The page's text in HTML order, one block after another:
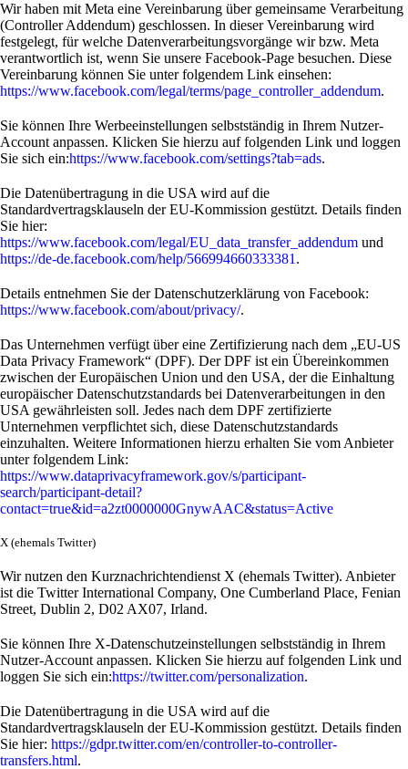
Wir haben mit Meta eine Vereinbarung über gemeinsame Verarbeitung
(Controller Addendum) geschlossen. In dieser Vereinbarung wird
festgelegt, für welche Datenverarbeitungsvorgänge wir bzw. Meta
verantwortlich ist, wenn Sie unsere Facebook-Page besuchen. Diese
Vereinbarung können Sie unter folgendem Link einsehen:
https://www.facebook.com/legal/terms/page_controller_addendum.
Sie können Ihre Werbeeinstellungen selbstständig in Ihrem Nutzer-
Account anpassen. Klicken Sie hierzu auf folgenden Link und loggen
Sie sich ein:https://www.facebook.com/settings?tab=ads.
Die Datenübertragung in die USA wird auf die
Standardvertragsklauseln der EU-Kommission gestützt. Details finden
Sie hier:
https://www.facebook.com/legal/EU_data_transfer_addendum und
https://de-de.facebook.com/help/566994660333381 .
Details entnehmen Sie der Datenschutzerklärung von Facebook:
https://www.facebook.com/about/privacy/.
Das Unternehmen verfügt über eine Zertifizierung nach dem „EU-US
Data Privacy Framework“ (DPF). Der DPF ist ein Übereinkommen
zwischen der Europäischen Union und den USA, der die Einhaltung
europäischer Datenschutzstandards bei Datenverarbeitungen in den
USA gewährleisten soll. Jedes nach dem DPF zertifizierte
Unternehmen verpflichtet sich, diese Datenschutzstandards
einzuhalten. Weitere Informationen hierzu erhalten Sie vom Anbieter
unter folgendem Link:
https://www.dataprivacyframework.gov/s/participant-
search/participant-detail?
contact=true&id=a2zt0000000GnywAAC&status=Active
X (ehemals Twitter)
Wir nutzen den Kurznachrichtendienst X (ehemals Twitter). Anbieter
ist die Twitter International Company, One Cumberland Place, Fenian
Street, Dublin 2, D02 AX07, Irland.
Sie können Ihre X-Datenschutzeinstellungen selbstständig in Ihrem
Nutzer-Account anpassen. Klicken Sie hierzu auf folgenden Link und
loggen Sie sich ein:https://twitter.com/personalization.
Die Datenübertragung in die USA wird auf die
Standardvertragsklauseln der EU-Kommission gestützt. Details finden
Sie hier: https://gdpr.twitter.com/en/controller-to-controller-
transfers.html.